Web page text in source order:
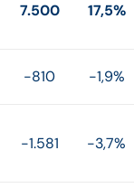
7.500 17,5%
-810 -1,9%
-1.581 -3,7%